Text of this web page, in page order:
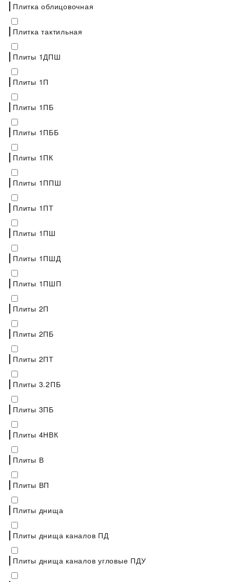
Плитка облицовочная
Плитка тактильная
Плиты 1ДПШ
Плиты 1П
Плиты 1ПБ
Плиты 1ПББ
Плиты 1ПК
Плиты 1ППШ
Плиты 1ПТ
Плиты 1ПШ
Плиты 1ПШД
Плиты 1ПШП
Плиты 2П
Плиты 2ПБ
Плиты 2ПТ
Плиты 3.2ПБ
Плиты 3ПБ
Плиты 4НВК
Плиты В
Плиты ВП
Плиты днища
Плиты днища каналов ПД
Плиты днища каналов угловые ПДУ